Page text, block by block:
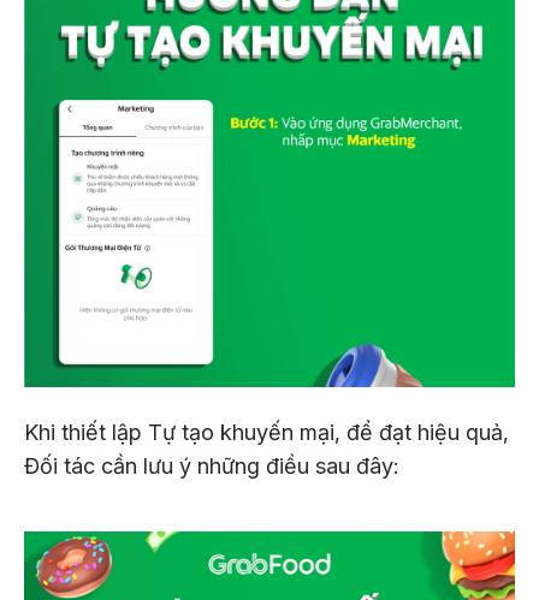
Khi thiết lập Tự tạo khuyến mại, để đạt hiệu quả,
Đối tác cần lưu ý những điều sau đây: